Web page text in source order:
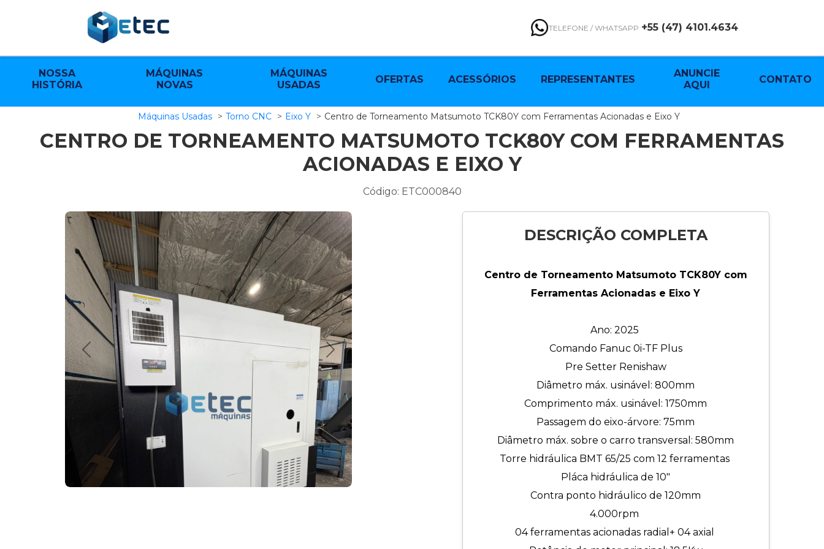
TELEFONE / WHATSAPP +55 (47) 4101.4634
NOSSA
HISTÓRIA
MÁQUINAS
NOVAS
MÁQUINAS
USADAS
OFERTAS ACESSÓRIOS REPRESENTANTES
ANUNCIE
AQUI
CONTATO
Máquinas Usadas Torno CNC Eixo Y Centro de Torneamento Matsumoto TCK80Y com Ferramentas Acionadas e Eixo Y
CENTRO DE TORNEAMENTO MATSUMOTO TCK80Y COM FERRAMENTAS
ACIONADAS E EIXO Y
Código: ETC000840
Anterior Próximo
DESCRIÇÃO COMPLETA
Centro de Torneamento Matsumoto TCK80Y com
Ferramentas Acionadas e Eixo Y
Ano: 2025
Comando Fanuc 0i-TF Plus
Pre Setter Renishaw
Diâmetro máx. usinável: 800mm
Comprimento máx. usinável: 1750mm
Passagem do eixo-árvore: 75mm
Diâmetro máx. sobre o carro transversal: 580mm
Torre hidráulica BMT 65/25 com 12 ferramentas
Pláca hidráulica de 10"
Contra ponto hidráulico de 120mm
4.000rpm
04 ferramentas acionadas radial+ 04 axial